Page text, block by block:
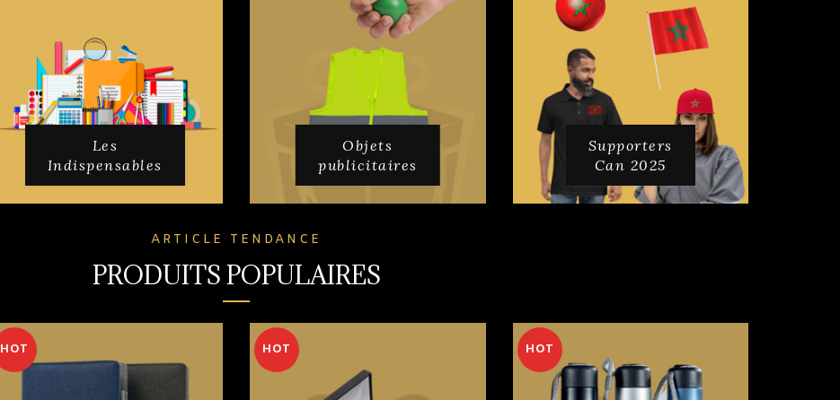
Les
Indispensables
Objets
publicitaires
Supporters
Can 2025
ARTICLE TENDANCE
PRODUITS POPULAIRES
HOT HOT HOT